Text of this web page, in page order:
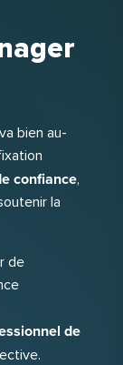
bien au-
confiance,
la
de
de